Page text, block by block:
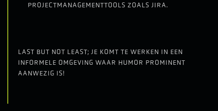
PROJECTMANAGEMENTTOOLS ZOALS JIRA.
LAST BUT NOT LEAST; JE KOMT TE WERKEN IN EEN
INFORMELE OMGEVING WAAR HUMOR PROMINENT
AANWEZIG IS!